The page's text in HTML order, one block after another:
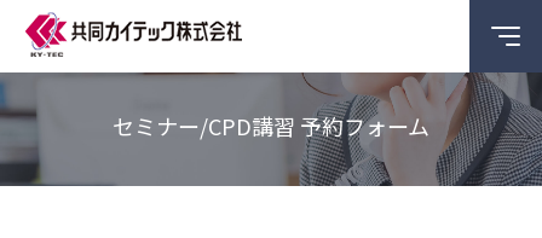
セミナー/CPD講習 予約フォーム